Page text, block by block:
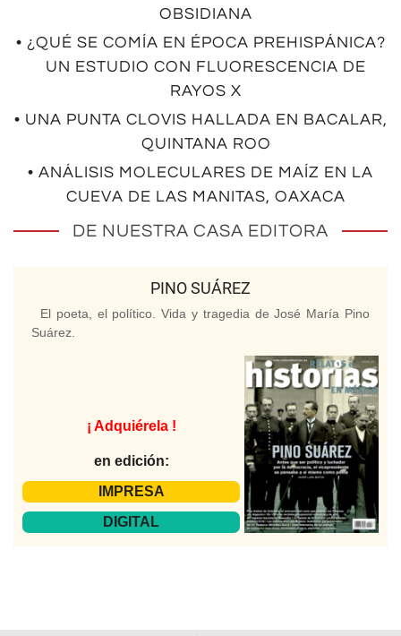
OBSIDIANA
• ¿QUÉ SE COMÍA EN ÉPOCA PREHISPÁNICA?
UN ESTUDIO CON FLUORESCENCIA DE
RAYOS X
• UNA PUNTA CLOVIS HALLADA EN BACALAR,
QUINTANA ROO
• ANÁLISIS MOLECULARES DE MAÍZ EN LA
CUEVA DE LAS MANITAS, OAXACA
DE NUESTRA CASA EDITORA
PINO SUÁREZ
El poeta, el político. Vida y tragedia de José María Pino
Suárez.
¡ Adquiérela !
en edición:
IMPRESA
DIGITAL